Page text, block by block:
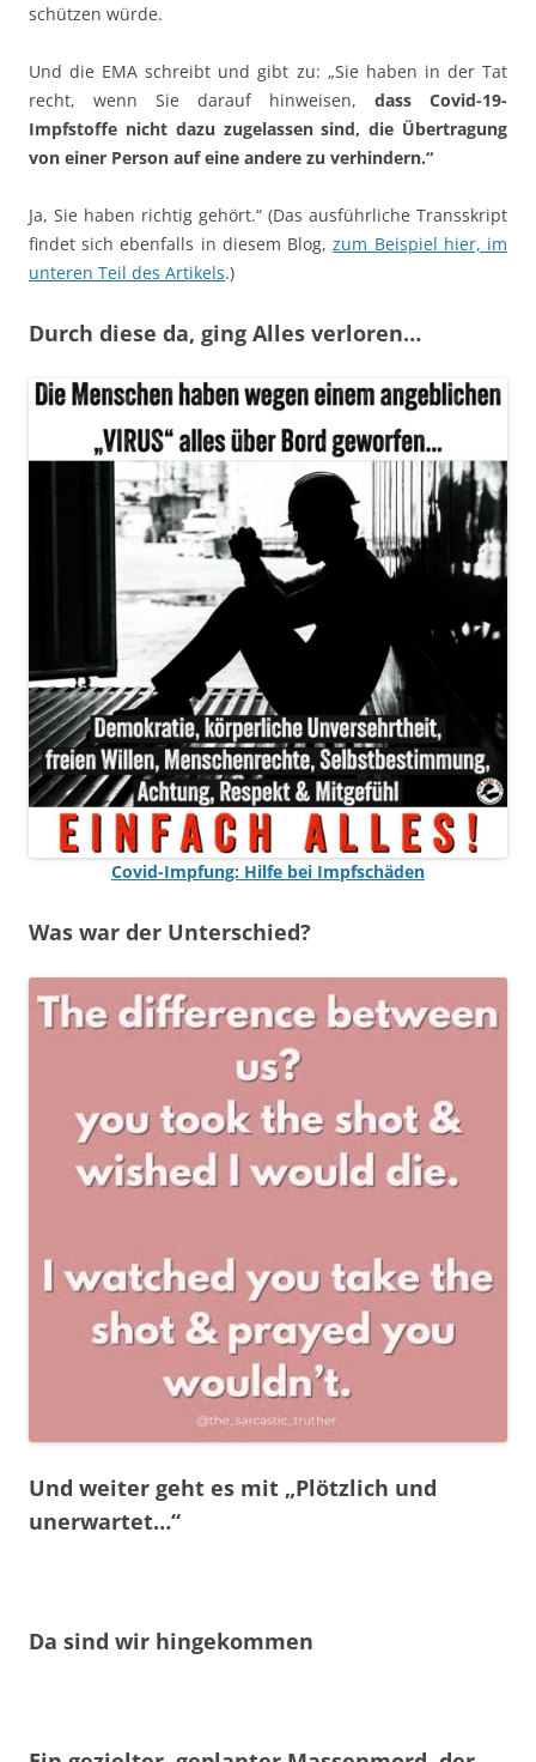
schützen würde.
Und die EMA schreibt und gibt zu: „Sie haben in der Tat
recht, wenn Sie darauf hinweisen, dass Covid-19-
Impfstoffe nicht dazu zugelassen sind, die Übertragung
von einer Person auf eine andere zu verhindern.“
Ja, Sie haben richtig gehört.“ (Das ausführliche Transskript
findet sich ebenfalls in diesem Blog,zum Beispiel hier, im
unteren Teil des Artikels.)
Durch diese da, ging Alles verloren…
Covid-Impfung: Hilfe bei Impfschäden
Was war der Unterschied?
Und weiter geht es mit „Plötzlich und
unerwartet…“
Da sind wir hingekommen